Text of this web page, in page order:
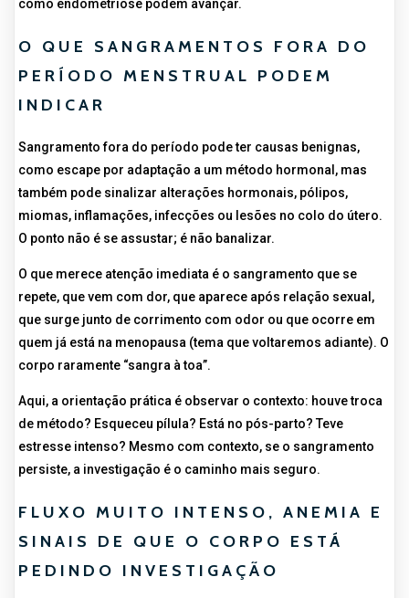
como endometriose podem avançar.
O QUE SANGRAMENTOS FORA DO
PERÍODO MENSTRUAL PODEM
INDICAR
Sangramento fora do período pode ter causas benignas,
como escape por adaptação a um método hormonal, mas
também pode sinalizar alterações hormonais, pólipos,
miomas, inflamações, infecções ou lesões no colo do útero.
O ponto não é se assustar; é não banalizar.
O que merece atenção imediata é o sangramento que se
repete, que vem com dor, que aparece após relação sexual,
que surge junto de corrimento com odor ou que ocorre em
quem já está na menopausa (tema que voltaremos adiante). O
corpo raramente “sangra à toa”.
Aqui, a orientação prática é observar o contexto: houve troca
de método? Esqueceu pílula? Está no pós-parto? Teve
estresse intenso? Mesmo com contexto, se o sangramento
persiste, a investigação é o caminho mais seguro.
FLUXO MUITO INTENSO, ANEMIA E
SINAIS DE QUE O CORPO ESTÁ
PEDINDO INVESTIGAÇÃO